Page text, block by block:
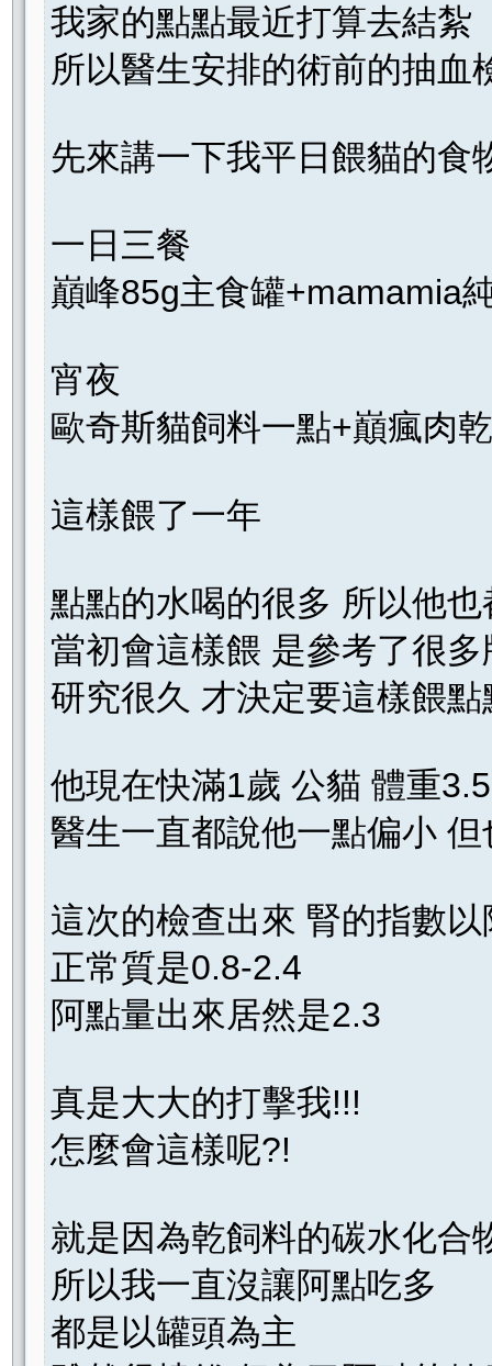
我家的點點最近打算去結紮
所以醫生安排的術前的抽血
先來講一下我平日餵貓的食
一日三餐
巔峰85g主食罐+mamamia
宵夜
歐奇斯貓飼料一點+巔瘋肉
這樣餵了一年
點點的水喝的很多 所以他
當初會這樣餵 是參考了很
研究很久 才決定要這樣餵點
他現在快滿1歲 公貓 體重
醫生一直都說他一點偏小
這次的檢查出來 腎的指數
正常質是0.8-2.4
阿點量出來居然是2.3
真是大大的打擊我!!!
怎麼會這樣呢?!
就是因為乾飼料的碳水化合
所以我一直沒讓阿點吃多
都是以罐頭為主